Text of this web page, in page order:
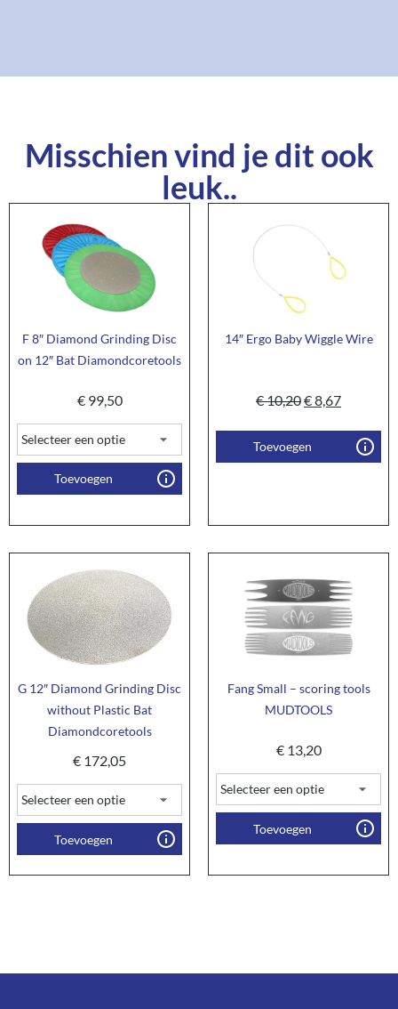
Misschien vind je dit ook
leuk..
F 8″ Diamond Grinding Disc
on 12″ Bat Diamondcoretools
€99,50
Toevoegen
14″ Ergo Baby Wiggle Wire
€10,20€8,67
Toevoegen
G 12″ Diamond Grinding Disc
without Plastic Bat
Diamondcoretools
€ 172,05
Toevoegen
Fang Small – scoring tools
MUDTOOLS
€13,20
Toevoegen